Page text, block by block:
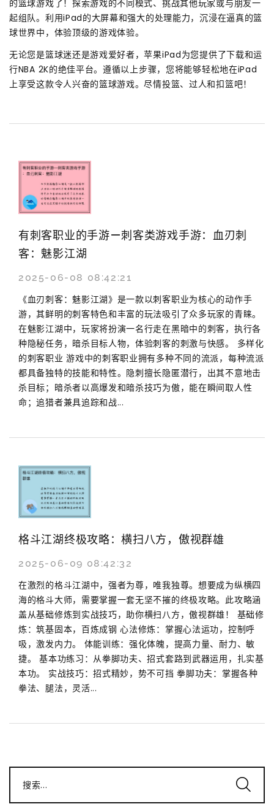
的篮球游戏了！探索游戏的不同模式、挑战其他玩家或与朋友一
起组队。利用iPad的大屏幕和强大的处理能力，沉浸在逼真的篮
球世界中，体验顶级的游戏体验。
无论您是篮球迷还是游戏爱好者，苹果iPad为您提供了下载和运
行NBA 2K的绝佳平台。遵循以上步骤，您将能够轻松地在iPad
上享受这款令人兴奋的篮球游戏。尽情投篮、过人和扣篮吧！
有刺客职业的手游—刺客类游戏手游：血刃刺
客：魅影江湖
2025-06-08 08:42:21
《血刃刺客：魅影江湖》是一款以刺客职业为核心的动作手
游，其鲜明的刺客特色和丰富的玩法吸引了众多玩家的青睐。
在魅影江湖中，玩家将扮演一名行走在黑暗中的刺客，执行各
种隐秘任务，暗杀目标人物，体验刺客的刺激与快感。 多样化
的刺客职业 游戏中的刺客职业拥有多种不同的流派，每种流派
都具备独特的技能和特性。隐刺擅长隐匿潜行，出其不意地击
杀目标；暗杀者以高爆发和暗杀技巧为傲，能在瞬间取人性
命；追猎者兼具追踪和战...
格斗江湖终极攻略：横扫八方，傲视群雄
2025-06-09 08:42:32
在激烈的格斗江湖中，强者为尊，唯我独尊。想要成为纵横四
海的格斗大师，需要掌握一套无坚不摧的终极攻略。此攻略涵
盖从基础修炼到实战技巧，助你横扫八方，傲视群雄！ 基础修
炼：筑基固本，百炼成钢 心法修炼：掌握心法运功，控制呼
吸，激发内力。 体能训练：强化体魄，提高力量、耐力、敏
捷。 基本功练习：从拳脚功夫、招式套路到武器运用，扎实基
本功。 实战技巧：招式精妙，势不可挡 拳脚功夫：掌握各种
拳法、腿法，灵活...
搜索...